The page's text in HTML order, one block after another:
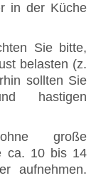
in der Küche
Sie bitte,
belasten (z.
sollten Sie
hastigen
große
ca. 10 bis 14
aufnehmen.